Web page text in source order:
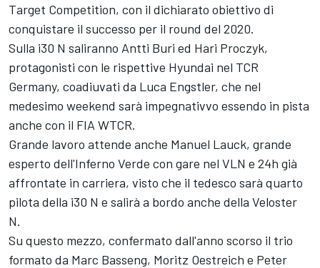
Target Competition, con il dichiarato obiettivo di
conquistare il successo per il round del 2020.
Sulla i30 N saliranno Antti Buri ed Hari Proczyk,
protagonisti con le rispettive Hyundai nel TCR
Germany, coadiuvati da Luca Engstler, che nel
medesimo weekend sarà impegnativvo essendo in pista
anche con il FIA WTCR.
Grande lavoro attende anche Manuel Lauck, grande
esperto dell'Inferno Verde con gare nel VLN e 24h già
affrontate in carriera, visto che il tedesco sarà quarto
pilota della i30 N e salirà a bordo anche della Veloster
N.
Su questo mezzo, confermato dall'anno scorso il trio
formato da Marc Basseng, Moritz Oestreich e Peter